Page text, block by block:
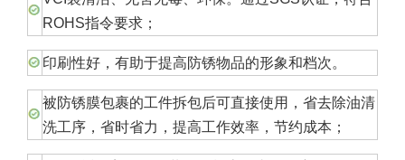
ROHS指令要求；
印刷性好，有助于提高防锈物品的形象和档次。
被防锈膜包裹的工件拆包后可直接使用，省去除油清
洗工序，省时省力，提高工作效率，节约成本；